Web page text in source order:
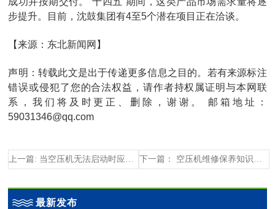
步提升。目前，沈鼓集团有4至5个潜在项目正在洽谈。
【来源：东北新闻网】
声明：转载此文是出于传递更多信息之目的。若有来源标注
错误或侵犯了您的合法权益，请作者持权属证明与本网联
系，我们将及时更正、删除，谢谢。 邮箱地址：
59031346@qq.com
最新发布